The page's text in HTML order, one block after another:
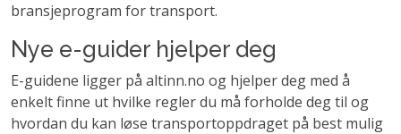
bransjeprogram for transport.
Nye e-guider hjelper deg
E-guidene ligger på altinn.no og hjelper deg med å
enkelt finne ut hvilke regler du må forholde deg til og
hvordan du kan løse transportoppdraget på best mulig